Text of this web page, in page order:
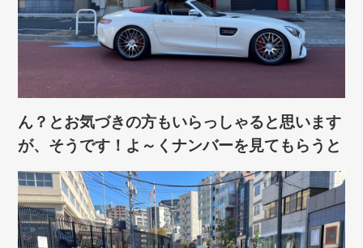
ん？とお気づきの方もいらっしゃると思います
が、そうです！よ～くナンバーを見てもらうと